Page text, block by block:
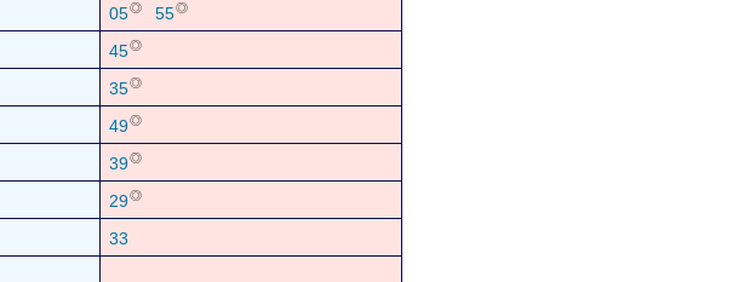
05◎ 55◎
45◎
35◎
49◎
39◎
29◎
33